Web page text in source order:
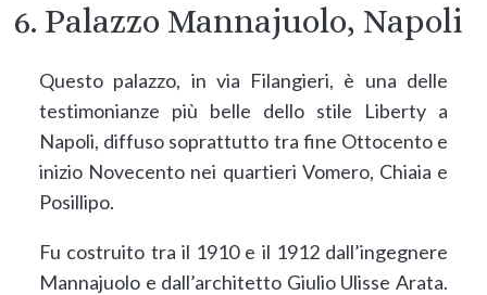
6. Palazzo Mannajuolo, Napoli
Questo palazzo, in via Filangieri, è una delle
testimonianze più belle dello stile Liberty a
Napoli, diffuso soprattutto tra fine Ottocento e
inizio Novecento nei quartieri Vomero, Chiaia e
Posillipo.
Fu costruito tra il 1910 e il 1912 dall’ingegnere
Mannajuolo e dall’architetto Giulio Ulisse Arata.